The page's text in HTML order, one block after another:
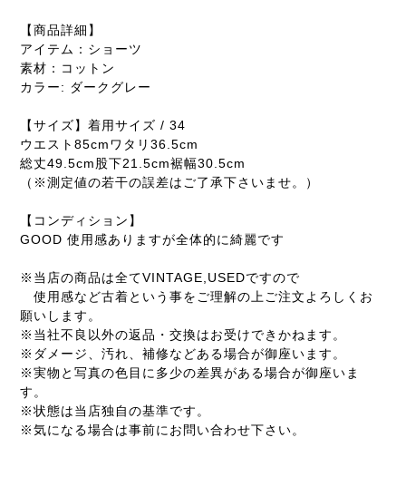
【商品詳細】
アイテム：ショーツ
素材：コットン
カラー: ダークグレー
【サイズ】着用サイズ / 34
ウエスト85cmワタリ36.5cm
総丈49.5cm股下21.5cm裾幅30.5cm
（※測定値の若干の誤差はご了承下さいませ。）
【コンディション】
GOOD 使用感ありますが全体的に綺麗です
※当店の商品は全てVINTAGE,USEDですので
使用感など古着という事をご理解の上ご注文よろしくお
願いします。
※当社不良以外の返品・交換はお受けできかねます。
※ダメージ、汚れ、補修などある場合が御座います。
※実物と写真の色目に多少の差異がある場合が御座いま
す。
※状態は当店独自の基準です。
※気になる場合は事前にお問い合わせ下さい。